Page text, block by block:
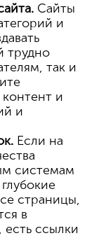
Сайты
и
трудно
так и
и
и
Если на
системам
страницы,
в
есть ссылки